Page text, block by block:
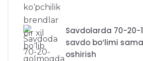
Savdolarda 70-20-
savdo bo‘limi
oshirish